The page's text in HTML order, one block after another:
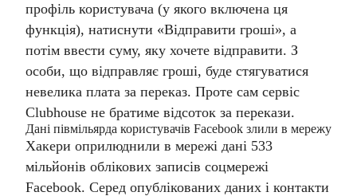
профіль користувача (у якого включена ця
функція), натиснути «Відправити гроші», а
потім ввести суму, яку хочете відправити. З
особи, що відправляє гроші, буде стягуватися
невелика плата за переказ. Проте сам сервіс
Clubhouse не братиме відсоток за перекази.
​​Дані півмільярда користувачів Facebook злили в мережу
Хакери оприлюднили в мережі дані 533
мільйонів облікових записів соцмережі
Facebook. Серед опублікованих даних і контакти